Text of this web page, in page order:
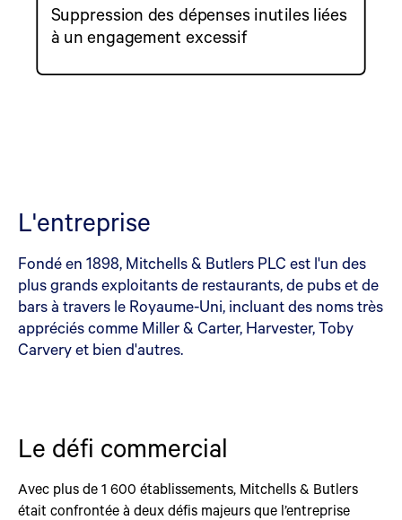
Suppression des dépenses inutiles liées
à un engagement excessif
L'entreprise
Fondé en 1898, Mitchells & Butlers PLC est l'un des
plus grands exploitants de restaurants, de pubs et de
bars à travers le Royaume-Uni, incluant des noms très
appréciés comme Miller & Carter, Harvester, Toby
Carvery et bien d'autres.
Le défi commercial
Avec plus de 1 600 établissements, Mitchells & Butlers
était confrontée à deux défis majeurs que l’entreprise